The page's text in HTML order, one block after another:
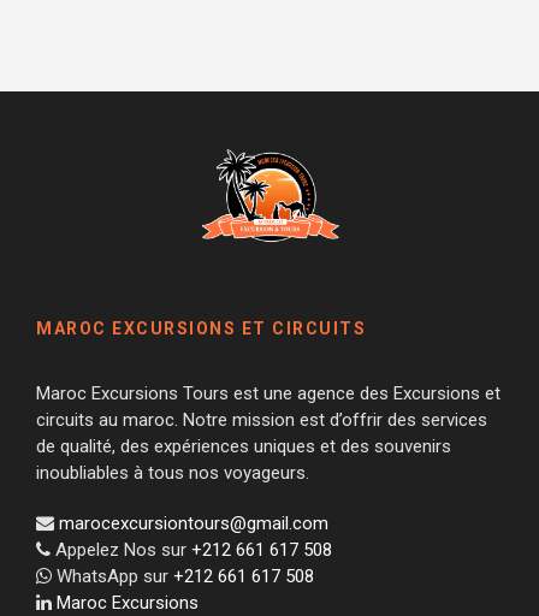
MAROC EXCURSIONS ET CIRCUITS
Maroc Excursions Tours est une agence des Excursions et
circuits au maroc. Notre mission est d’offrir des services
de qualité, des expériences uniques et des souvenirs
inoubliables à tous nos voyageurs.
marocexcursiontours@gmail.com
Appelez Nos sur +212 661 617 508
WhatsApp sur +212 661 617 508
Maroc Excursions